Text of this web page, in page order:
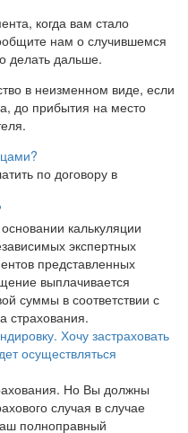
когда вам стало
нам о случившемся
делать дальше.
в неизменном виде, если
до прибытия на место
по договору в
калькуляции
экспертных
представленных
выплачивается
суммы в соответствии с
страхования.
Хочу застраховать
осуществляться
Но Вы должны
случая в случае
полноправный